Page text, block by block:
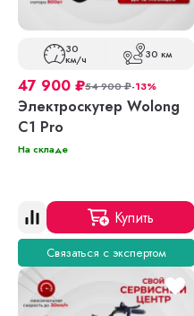
30
км/ч 30 км
47 900 ₽54 900₽-13%
Электроскутер Wolong
C1 Pro
На складе
Купить
Связаться с экспертом